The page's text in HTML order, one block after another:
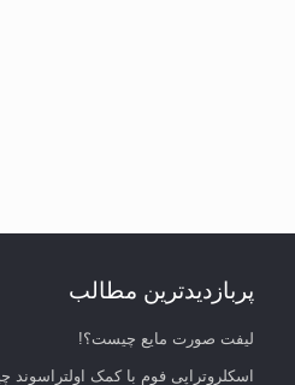
پربازدیدترین مطالب
لیفت صورت مایع چیست؟!
اسکلروتراپی فوم با کمک